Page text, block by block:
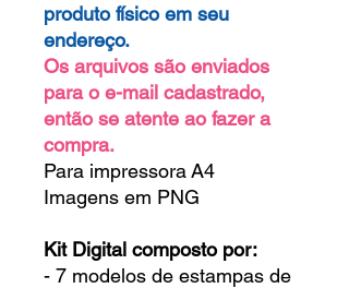
produto físico em seu
endereço.
Os arquivos são enviados
para o e-mail cadastrado,
então se atente ao fazer a
compra.
Para impressora A4
Imagens em PNG
Kit Digital composto por:
- 7 modelos de estampas de